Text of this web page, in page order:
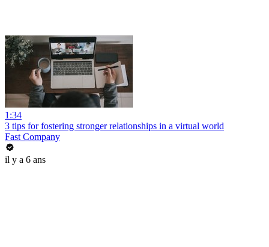
1:34
3 tips for fostering stronger relationships in a virtual world
Fast Company
il y a 6 ans